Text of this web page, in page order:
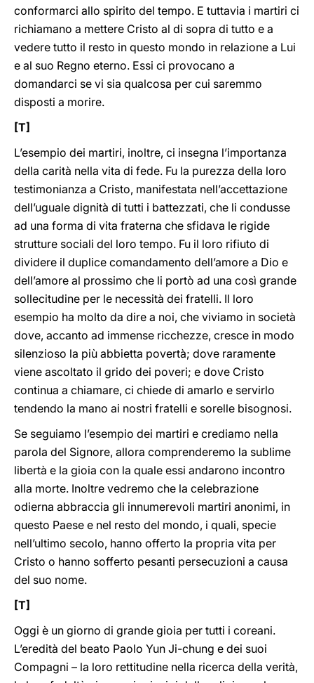
conformarci allo spirito del tempo. E tuttavia i martiri ci
richiamano a mettere Cristo al di sopra di tutto e a
vedere tutto il resto in questo mondo in relazione a Lui
e al suo Regno eterno. Essi ci provocano a
domandarci se vi sia qualcosa per cui saremmo
disposti a morire.
[T]
L’esempio dei martiri, inoltre, ci insegna l’importanza
della carità nella vita di fede. Fu la purezza della loro
testimonianza a Cristo, manifestata nell’accettazione
dell’uguale dignità di tutti i battezzati, che li condusse
ad una forma di vita fraterna che sfidava le rigide
strutture sociali del loro tempo. Fu il loro rifiuto di
dividere il duplice comandamento dell’amore a Dio e
dell’amore al prossimo che li portò ad una così grande
sollecitudine per le necessità dei fratelli. Il loro
esempio ha molto da dire a noi, che viviamo in società
dove, accanto ad immense ricchezze, cresce in modo
silenzioso la più abbietta povertà; dove raramente
viene ascoltato il grido dei poveri; e dove Cristo
continua a chiamare, ci chiede di amarlo e servirlo
tendendo la mano ai nostri fratelli e sorelle bisognosi.
Se seguiamo l’esempio dei martiri e crediamo nella
parola del Signore, allora comprenderemo la sublime
libertà e la gioia con la quale essi andarono incontro
alla morte. Inoltre vedremo che la celebrazione
odierna abbraccia gli innumerevoli martiri anonimi, in
questo Paese e nel resto del mondo, i quali, specie
nell’ultimo secolo, hanno offerto la propria vita per
Cristo o hanno sofferto pesanti persecuzioni a causa
del suo nome.
[T]
Oggi è un giorno di grande gioia per tutti i coreani.
L’eredità del beato Paolo Yun Ji-chung e dei suoi
Compagni – la loro rettitudine nella ricerca della verità,